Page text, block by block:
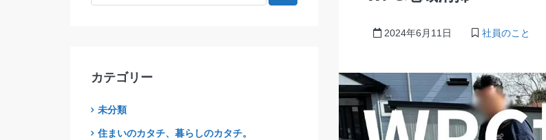
カテゴリー
未分類
住まいのカタチ、暮らしのカタチ。
2024年6月11日 社員のこと